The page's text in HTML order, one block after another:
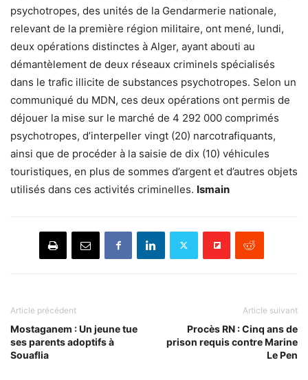
psychotropes, des unités de la Gendarmerie nationale,
relevant de la première région militaire, ont mené, lundi,
deux opérations distinctes à Alger, ayant abouti au
démantèlement de deux réseaux criminels spécialisés
dans le trafic illicite de substances psychotropes. Selon un
communiqué du MDN, ces deux opérations ont permis de
déjouer la mise sur le marché de 4 292 000 comprimés
psychotropes, d’interpeller vingt (20) narcotrafiquants,
ainsi que de procéder à la saisie de dix (10) véhicules
touristiques, en plus de sommes d’argent et d’autres objets
utilisés dans ces activités criminelles. Ismain
Article précédent
Mostaganem : Un jeune tue
ses parents adoptifs à
Souaflia
Article suivant
Procès RN : Cinq ans de
prison requis contre Marine
Le Pen